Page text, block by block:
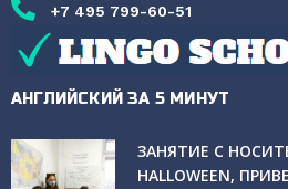
+7 495 799-60-51
АНГЛИЙСКИЙ ЗА 5 МИНУТ
ЗАНЯТИЕ С
HALLOWEEN,